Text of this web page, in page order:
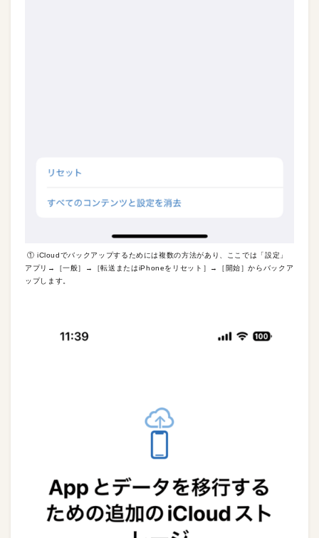
① iCloudでバックアップするためには複数の方法があり、ここでは「設定」
アプリ→［一般］→［転送またはiPhoneをリセット］→［開始］からバックア
ップします。